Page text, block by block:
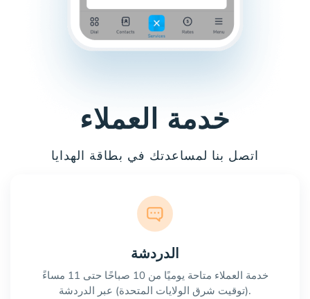
خدمة العملاء
اتصل بنا لمساعدتك في بطاقة الهدايا
الدردشة
خدمة العملاء متاحة يوميًا من 10 صباحًا حتى 11 مساءً
(توقيت شرق الولايات المتحدة) عبر الدردشة.